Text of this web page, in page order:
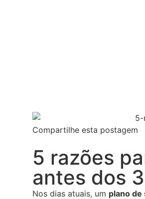
Compartilhe esta postagem
5 razões
antes dos
Nos dias atuais, um plano de